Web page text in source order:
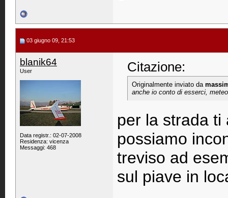
03 giugno 09, 21:53
blanik64
User
Data registr.: 02-07-2008
Residenza: vicenza
Messaggi: 468
Citazione:
Originalmente inviato da
anche io conto di esserci,
per la strada ti
possiamo
treviso ad
sul piave in